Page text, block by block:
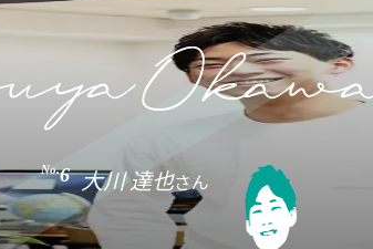
No.6 大川 達也さん